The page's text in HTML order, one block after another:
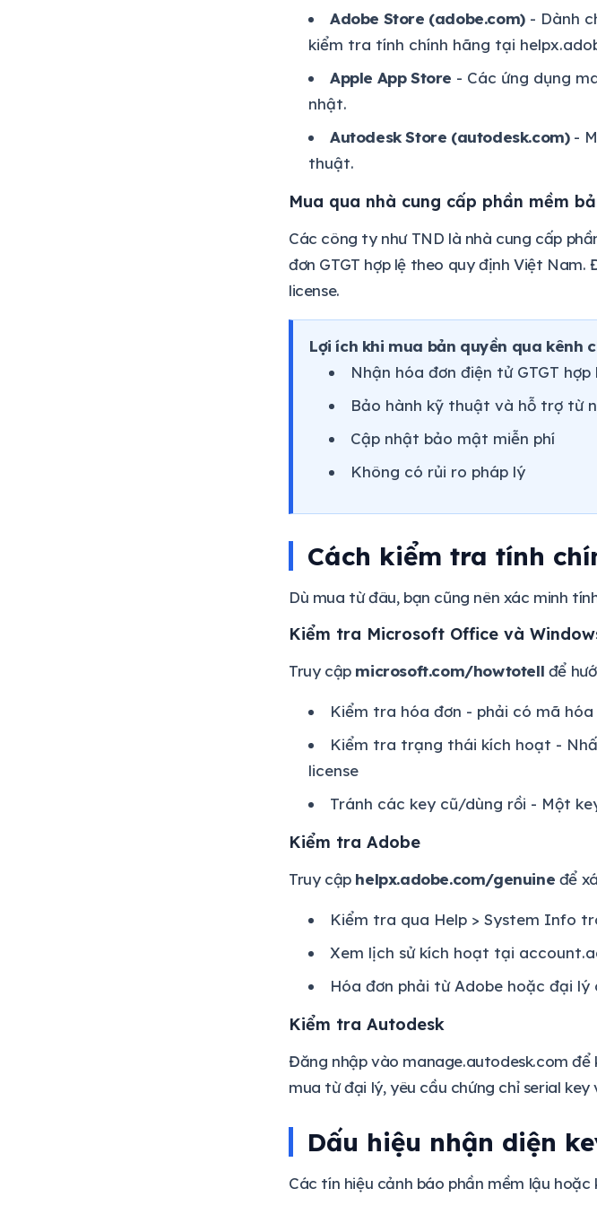
Adobe Store (adobe.com)- Dành
kiểm tra tính chính hãng tại
Apple App Store - Các ứng dụng
nhật.
Autodesk Store (autodesk.com)-
thuật.
Mua qua nhà cung cấp phần mềm
Các công ty như TND là nhà cung cấp
đơn GTGT hợp lệ theo quy định Việt
license.
Lợi ích khi mua bản quyền qua kênh
Nhận hóa đơn điện tử GTGT
Bảo hành kỹ thuật và hỗ trợ từ
Cập nhật bảo mật miễn phí
Không có rủi ro pháp lý
Cách kiểm tra tính
Dù mua từ đâu, bạn cũng nên xác minh
Kiểm tra Microsoft Office và
Truy cập microsoft.com/howtotell để
Kiểm tra hóa đơn - phải có mã
Kiểm tra trạng thái kích hoạt -
license
Tránh các key cũ/dùng rồi - Một
Kiểm tra Adobe
Truy cập helpx.adobe.com/genuine để
Kiểm tra qua Help > System Info
Xem lịch sử kích hoạt tại
Hóa đơn phải từ Adobe hoặc đại lý
Kiểm tra Autodesk
Đăng nhập vào manage.autodesk.com để
mua từ đại lý, yêu cầu chứng chỉ serial
Dấu hiệu nhận diện
Các tín hiệu cảnh báo phần mềm lậu